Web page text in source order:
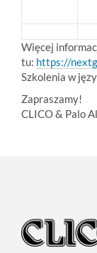
Więcej
tu: https://
Szkolenia w
Zapraszamy!
CLICO & Palo